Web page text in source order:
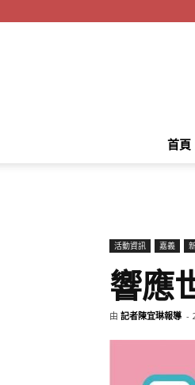
首頁
活動資訊 嘉義
響應
由 記者陳宜琳報導 -